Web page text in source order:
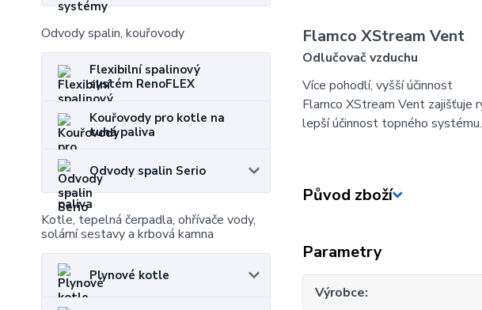
Odvody spalin, kouřovody
Flexibilní spalinový
systém RenoFLEX
Kouřovody pro kotle na
tuhá paliva
Odvody spalin Serio
Kotle, tepelná čerpadla, ohřívače vody,
solární sestavy a krbová kamna
Plynové kotle
Flamco XStream Vent
Odlučovač vzduchu
Více pohodlí, vyšší účinnost
Flamco XStream Vent zajišťuje
lepší účinnost topného systému.
Původ zboží
Parametry
Výrobce